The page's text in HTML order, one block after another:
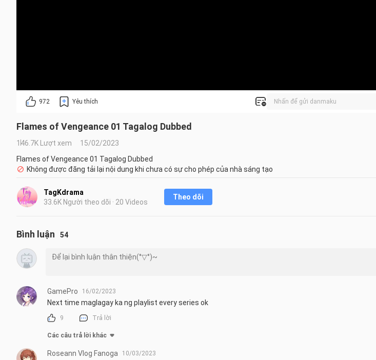
972 Yêu thích
Flames of Vengeance 01 Tagalog Dubbed
146.7K Lượt xem
15/02/2023
Flames of Vengeance 01 Tagalog Dubbed
Không được đăng tải lại nội dung khi chưa có sự cho phép của nhà sáng tạo
TagKdrama
33.6K Người theo dõi · 20 Videos
Theo dõi
Bình luận 54
GamePro 16/02/2023
Next time maglagay ka ng playlist every series ok
9 Trả lời
Các câu trả lời khác
Roseann Vlog Fanoga 10/03/2023